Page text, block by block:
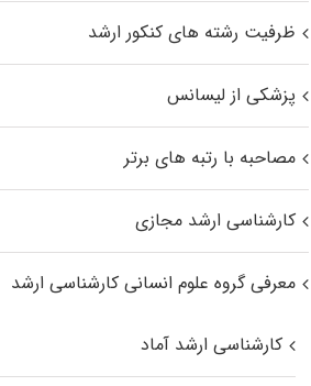
ظرفیت رشته های کنکور ارشد
پزشکی از لیسانس
مصاحبه با رتبه های برتر
کارشناسی ارشد مجازی
معرفی گروه علوم انسانی کارشناسی ارشد
کارشناسی ارشد آماد